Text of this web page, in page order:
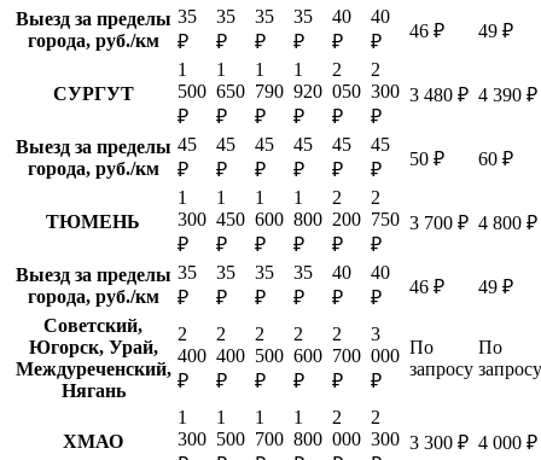
Выезд за пределы
города, руб./км
35
₽
35
₽
35
₽
35
₽
40
₽
40
₽
46 ₽ 49 ₽
СУРГУТ
1
500
₽
1
650
₽
1
790
₽
1
920
₽
2
050
₽
2
300
₽
3 480 ₽ 4 390 ₽
Выезд за пределы
города, руб./км
45
₽
45
₽
45
₽
45
₽
45
₽
45
₽
50 ₽ 60 ₽
ТЮМЕНЬ
1
300
₽
1
450
₽
1
600
₽
1
800
₽
2
200
₽
2
750
₽
3 700 ₽ 4 800 ₽
Выезд за пределы
города, руб./км
35
₽
35
₽
35
₽
35
₽
40
₽
40
₽
46 ₽
49 ₽
Советский,
Югорск, Урай,
Междуреченский,
Нягань
2
400
₽
2
400
₽
2
500
₽
2
600
₽
2
700
₽
3
000
₽
По
запросу
По
запросу
ХМАО
1
300
1
500
1
700
1
800
2
000
2
300 3 300 ₽ 4 000 ₽